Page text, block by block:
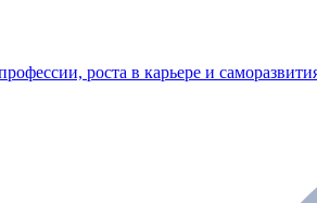
роста в карьере и